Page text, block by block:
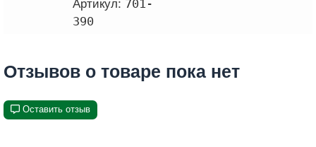
701-
390
Отзывов о товаре пока нет
Оставить отзыв